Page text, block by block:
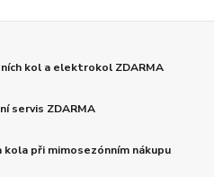
kol a elektrokol ZDARMA
servis ZDARMA
kola při mimosezónním nákupu